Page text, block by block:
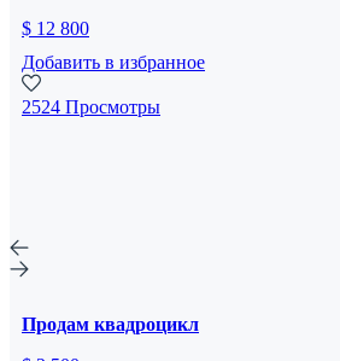
$ 12 800
Добавить в избранное
2524 Просмотры
Продам квадроцикл